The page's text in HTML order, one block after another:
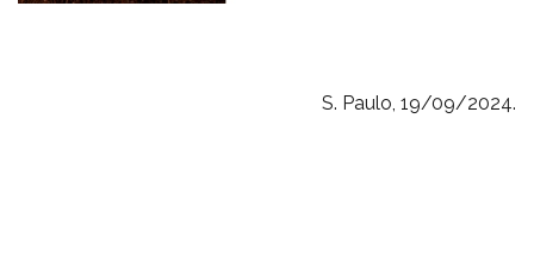
S. Paulo, 19/09/2024.